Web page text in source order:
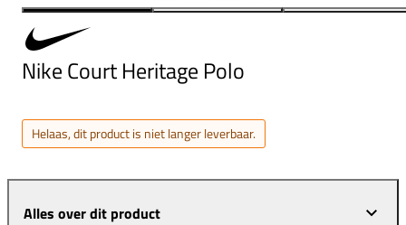
Nike Court Heritage Polo
Helaas, dit product is niet langer leverbaar.
Alles over dit product